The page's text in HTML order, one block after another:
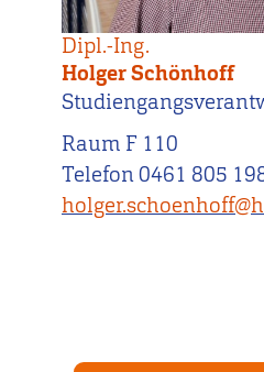
Dipl.-Ing.
Holger Schönhoff
Raum F 110
Telefon 0461 805